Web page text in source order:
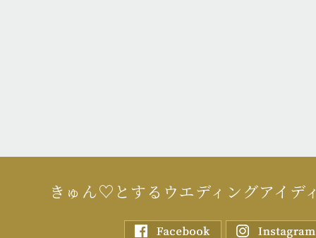
きゅん♡とするウエディングアイデ